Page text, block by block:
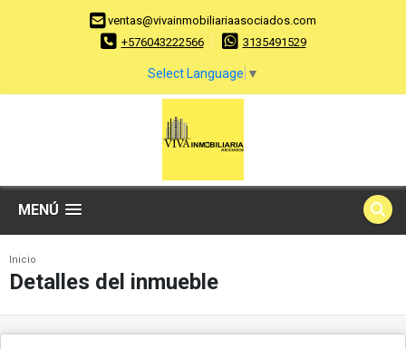
ventas@vivainmobiliariaasociados.com
+576043222566
3135491529
Select Language ▼
MENÚ
Inicio
Detalles del inmueble